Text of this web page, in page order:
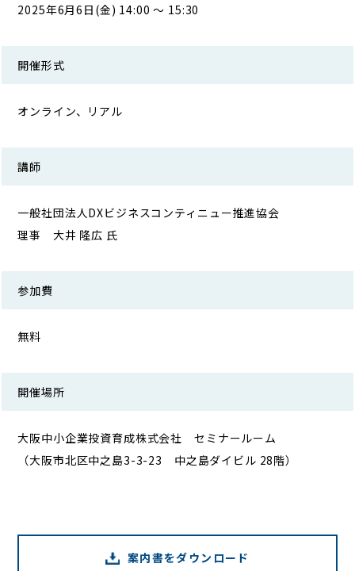
2025年6月6日(金) 14:00 ～ 15:30
開催形式
オンライン、リアル
講師
一般社団法人DXビジネスコンティニュー推進協会
理事 大井 隆広 氏
参加費
無料
開催場所
大阪中小企業投資育成株式会社 セミナールーム
（大阪市北区中之島3-3-23 中之島ダイビル 28階）
案内書をダウンロード